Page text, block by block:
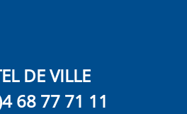
DE VILLE
68 77 71 11